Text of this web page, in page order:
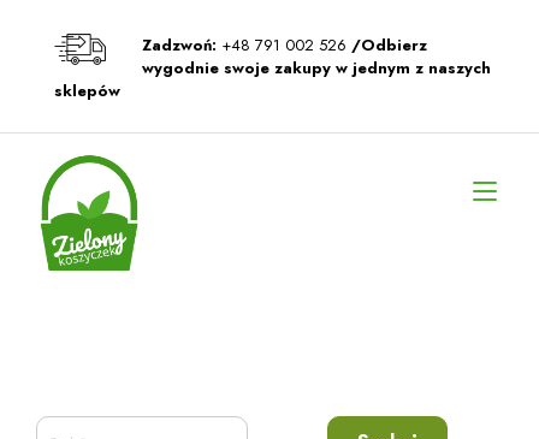
Zadzwoń: +48 791 002 526 /Odbierz
wygodnie swoje zakupy w jednym z naszych
sklepów
Szukaj: